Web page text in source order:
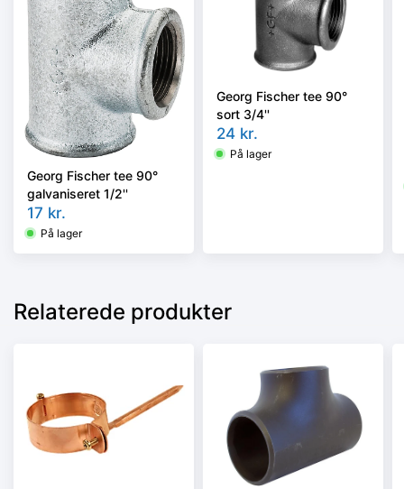
Georg Fischer tee 90°
galvaniseret 1/2''
17 kr.
På lager
Georg Fischer tee 90°
sort 3/4''
24 kr.
På lager
Relaterede produkter